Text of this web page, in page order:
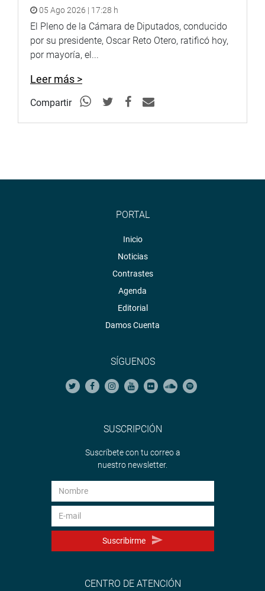
05 Ago 2026 | 17:28 h
El Pleno de la Cámara de Diputados, conducido
por su presidente, Oscar Reto Otero, ratificó hoy,
por mayoría, el...
Leer más >
Compartir
PORTAL
Inicio
Noticias
Contrastes
Agenda
Editorial
Damos Cuenta
SÍGUENOS
SUSCRIPCIÓN
Suscríbete con tu correo a
nuestro newsletter.
Suscribirme
CENTRO DE ATENCIÓN